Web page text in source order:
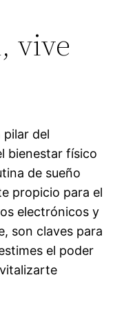
vive
pilar del
bienestar físico
de sueño
propicio para el
electrónicos y
son claves para
el poder